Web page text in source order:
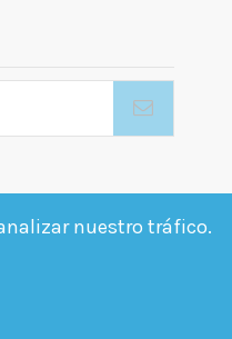
de confidencialidad
nuestro tráfico.